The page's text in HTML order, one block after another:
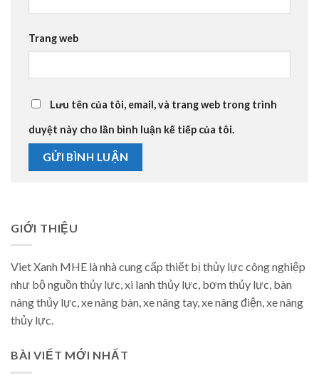
Trang web
Lưu tên của tôi, email, và trang web trong trình
duyệt này cho lần bình luận kế tiếp của tôi.
GIỚI THIỆU
Viet Xanh MHE là nhà cung cấp thiết bị thủy lực công nghiệp
như bộ nguồn thủy lực, xi lanh thủy lực, bơm thủy lực, bàn
nâng thủy lực, xe nâng bàn, xe nâng tay, xe nâng điện, xe nâng
thủy lực.
BÀI VIẾT MỚI NHẤT